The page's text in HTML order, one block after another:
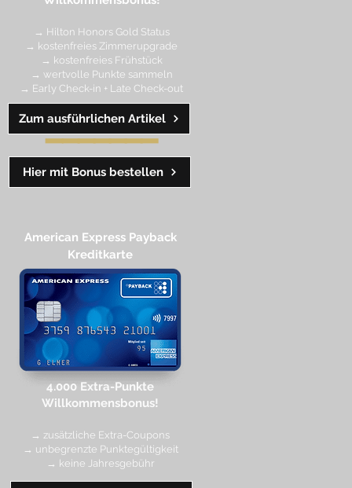
→ Hilton Honors Gold Status
→ kostenfreies Zimmerupgrade
→ kostenfreies Frühstück
→ wertvolle Punkte sammeln
→ Early Check-in + Late Check-out
━━━━━━━
Hier mit Bonus bestellen
Zum ausführlichen Artikel
American Express Payback
Kreditkarte​
4.000 Extra-Punkte
Willkommensbonus!
→ zusätzliche Extra-Coupons
→ unbegrenzte Punktegültigkeit
→ keine Jahresgebühr